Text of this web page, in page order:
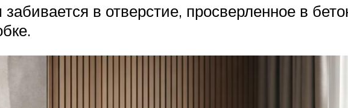
в отверстие, просверленное в